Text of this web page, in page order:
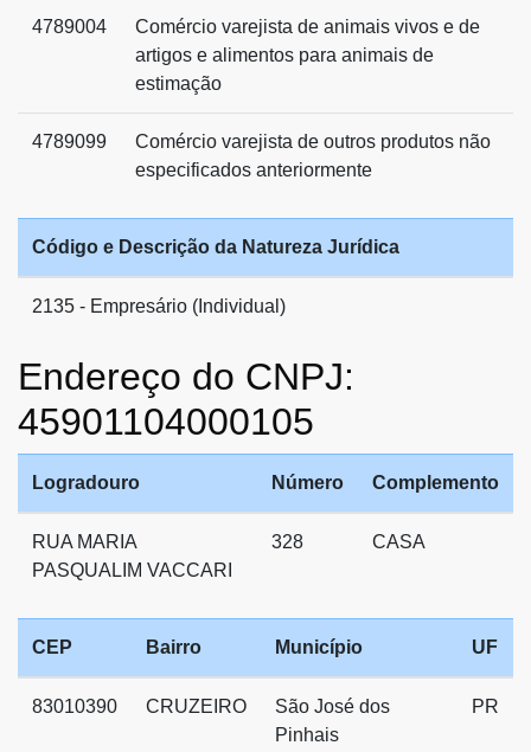
4789004
Comércio varejista de animais vivos e de
artigos e alimentos para animais de
estimação
4789099
Comércio varejista de outros produtos não
especificados anteriormente
Código e Descrição da Natureza Jurídica
2135 - Empresário (Individual)
Endereço do CNPJ:
45901104000105
Logradouro Número Complemento
RUA MARIA
PASQUALIM VACCARI
328 CASA
CEP Bairro Município UF
83010390 CRUZEIRO
São José dos
Pinhais
PR